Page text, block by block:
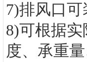
7)排风口
8)可根据
度、承重